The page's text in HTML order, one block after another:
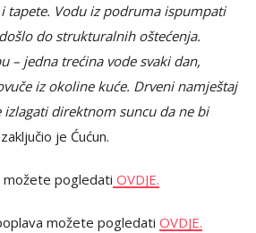
tapete. Vodu iz podruma ispumpati
do strukturalnih oštećenja.
– jedna trećina vode svaki dan,
iz okoline kuće. Drveni namještaj
direktnom suncu da ne bi
zaključio je Ćućun.
pogledati OVDJE.
možete pogledati OVDJE.